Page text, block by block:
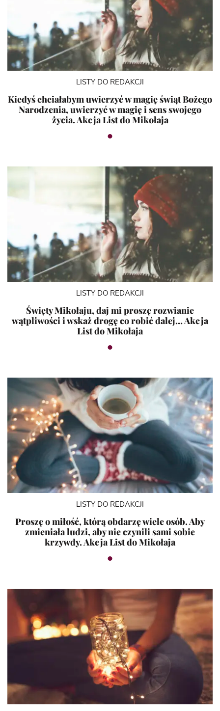
LISTY DO REDAKCJI
Kiedyś chciałabym uwierzyć w magię świąt Bożego
Narodzenia, uwierzyć w magię i sens swojego
życia. Akcja List do Mikołaja
LISTY DO REDAKCJI
Święty Mikołaju, daj mi proszę rozwianie
wątpliwości i wskaż drogę co robić dalej… Akcja
List do Mikołaja
LISTY DO REDAKCJI
Proszę o miłość, którą obdarzę wiele osób. Aby
zmieniała ludzi, aby nie czynili sami sobie
krzywdy. Akcja List do Mikołaja